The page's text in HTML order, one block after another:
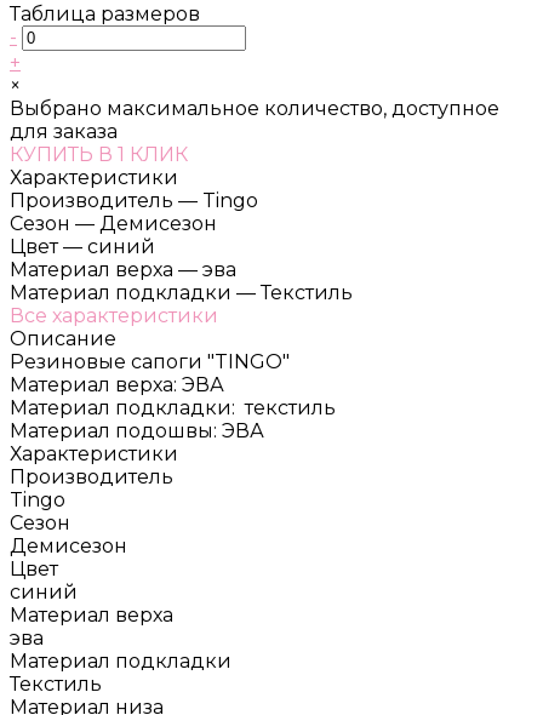
Таблица размеров
-
+
×
Выбрано максимальное количество, доступное
для заказа
КУПИТЬ В 1 КЛИК
Характеристики
Производитель — Tingo
Сезон — Демисезон
Цвет — синий
Материал верха — эва
Материал подкладки — Текстиль
Все характеристики
Описание
Резиновые сапоги "TINGO"
Материал верха: ЭВА
Материал подкладки: текстиль
Материал подошвы: ЭВА
Характеристики
Производитель
Tingo
Сезон
Демисезон
Цвет
синий
Материал верха
эва
Материал подкладки
Текстиль
Материал низа